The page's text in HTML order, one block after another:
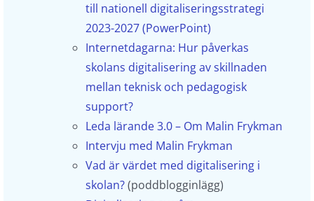
till nationell digitaliseringsstrategi
2023-2027 (PowerPoint)
Internetdagarna: Hur påverkas
skolans digitalisering av skillnaden
mellan teknisk och pedagogisk
support?
Leda lärande 3.0 – Om Malin Frykman
Intervju med Malin Frykman
Vad är värdet med digitalisering i
skolan?(poddblogginlägg)